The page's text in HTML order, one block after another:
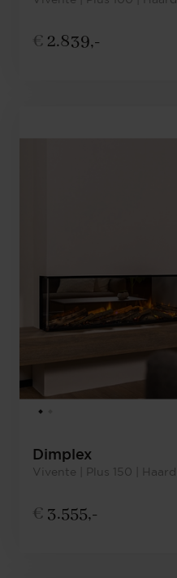
€ 2.839,-
Dimplex
Vivente | Plus 150 | Haard
€ 3.555,-